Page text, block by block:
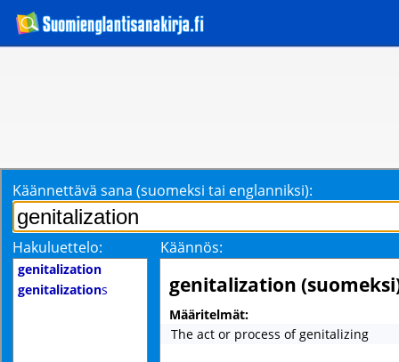
Käännettävä sana (suomeksi tai englanniksi):
Hakuluettelo: Käännös:
genitalization
genitalizations genitalization
Määritelmät:
The act or process of genitalizing